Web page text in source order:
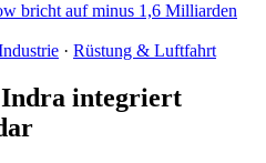
bricht auf minus 1,6 Milliarden
· Rüstung & Luftfahrt
integriert